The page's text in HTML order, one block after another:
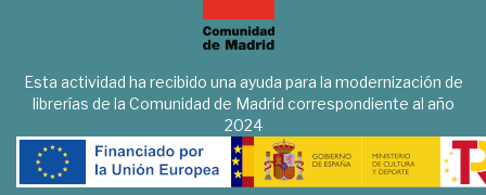
Esta actividad ha recibido una ayuda para la modernización de
librerías de la Comunidad de Madrid correspondiente al año
2024